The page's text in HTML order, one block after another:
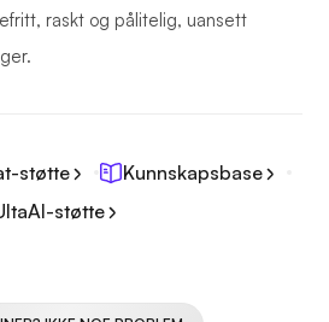
raskt og pålitelig, uansett
støtte
Kunnskapsbase
støtte